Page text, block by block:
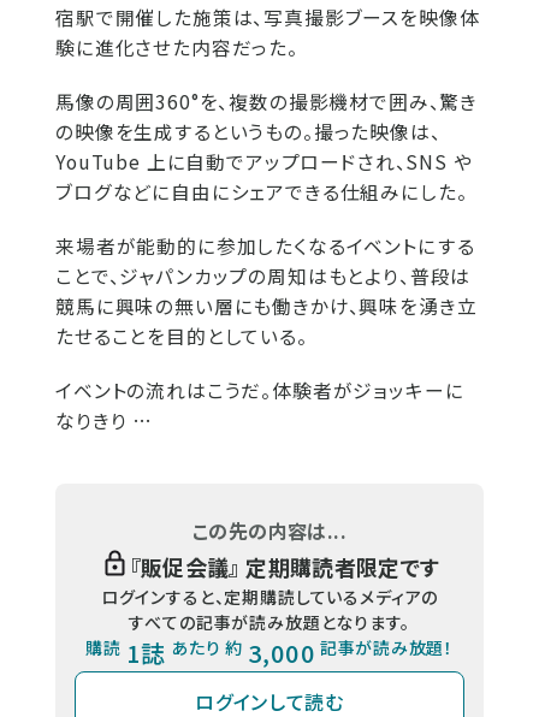
宿駅で開催した施策は、写真撮影ブースを映像体
験に進化させた内容だった。
馬像の周囲360°を、複数の撮影機材で囲み、驚き
の映像を生成するというもの。撮った映像は、
YouTube 上に自動でアップロードされ、SNS や
ブログなどに自由にシェアできる仕組みにした。
来場者が能動的に参加したくなるイベントにする
ことで、ジャパンカップの周知はもとより、普段は
競馬に興味の無い層にも働きかけ、興味を湧き立
たせることを目的としている。
イベントの流れはこうだ。体験者がジョッキーに
なりきり …
この先の内容は...
『販促会議』 定期購読者限定です
ログインすると、定期購読しているメディアの
すべての記事が読み放題となります。
購読 1誌 あたり 約 3,000 記事が読み放題！
ログインして読む